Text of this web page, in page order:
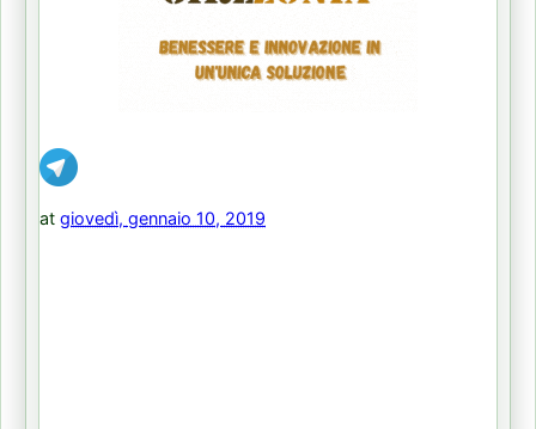
at giovedì, gennaio 10, 2019